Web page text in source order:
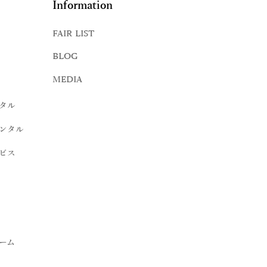
ル
タル
ス
ム
Information
FAIR LIST
BLOG
MEDIA